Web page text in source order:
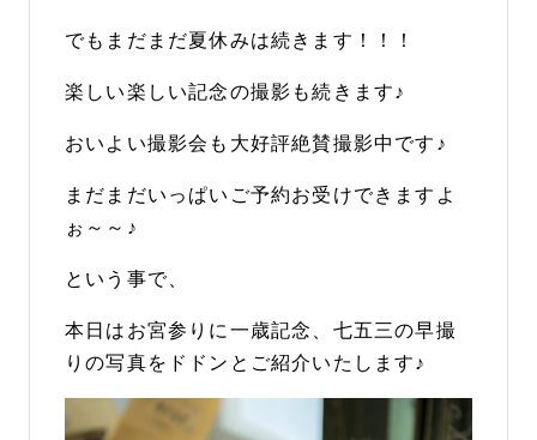
でもまだまだ夏休みは続きます！！！
楽しい楽しい記念の撮影も続きます♪
おいよい撮影会も大好評絶賛撮影中です♪
まだまだいっぱいご予約お受けできますよ
ぉ～～♪
という事で、
本日はお宮参りに一歳記念、七五三の早撮
りの写真をドドンとご紹介いたします♪